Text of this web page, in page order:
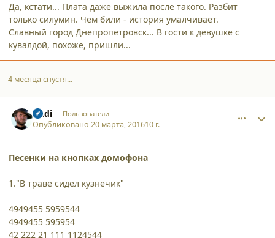
Да, кстати... Плата даже выжила после такого. Разбит
только силумин. Чем били - история умалчивает.
Славный город Днепропетровск... В гости к девушке с
кувалдой, похоже, пришли...
4 месяца спустя...
Andi Пользователи
Опубликовано20 марта, 201610 г.
Песенки на кнопках домофона
1."В траве сидел кузнечик"
4949455 5959544
4949455 595954
42 222 21 111 1124544